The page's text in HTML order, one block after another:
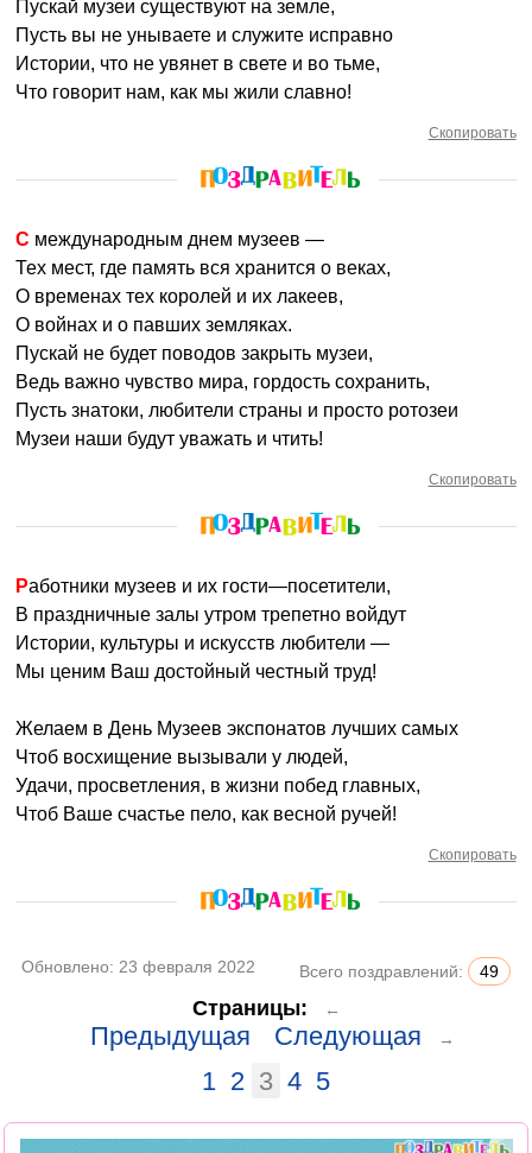
Пускай музеи существуют на земле,
Пусть вы не унываете и служите исправно
Истории, что не увянет в свете и во тьме,
Что говорит нам, как мы жили славно!
Скопировать
С международным днем музеев —
Тех мест, где память вся хранится о веках,
О временах тех королей и их лакеев,
О войнах и о павших земляках.
Пускай не будет поводов закрыть музеи,
Ведь важно чувство мира, гордость сохранить,
Пусть знатоки, любители страны и просто ротозеи
Музеи наши будут уважать и чтить!
Скопировать
Работники музеев и их гости—посетители,
В праздничные залы утром трепетно войдут
Истории, культуры и искусств любители —
Мы ценим Ваш достойный честный труд!
Желаем в День Музеев экспонатов лучших самых
Чтоб восхищение вызывали у людей,
Удачи, просветления, в жизни побед главных,
Чтоб Ваше счастье пело, как весной ручей!
Скопировать
Обновлено: 23 февраля 2022 Всего поздравлений: 49
Страницы: ←
Предыдущая Следующая →
1 2 3 4 5